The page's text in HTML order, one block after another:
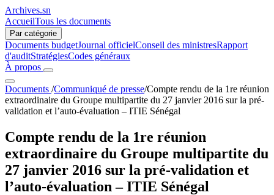
Archives.sn
AccueilTous les documents
Par catégorie
Documents budgetJournal officielConseil des ministresRapport
d'auditStratégiesCodes généraux
À propos
Documents /Communiqué de presse/Compte rendu de la 1re réunion
extraordinaire du Groupe multipartite du 27 janvier 2016 sur la pré-
validation et l’auto-évaluation – ITIE Sénégal
Compte rendu de la 1re réunion
extraordinaire du Groupe multipartite du
27 janvier 2016 sur la pré-validation et
l’auto-évaluation – ITIE Sénégal